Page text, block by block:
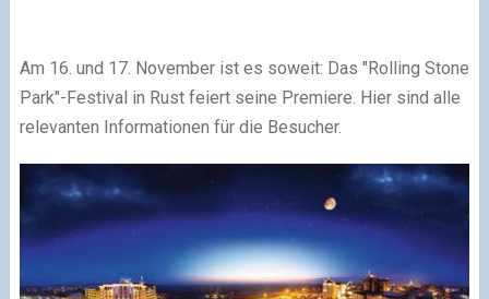
Am 16. und 17. November ist es soweit: Das "Rolling Stone
Park"-Festival in Rust feiert seine Premiere. Hier sind alle
relevanten Informationen für die Besucher.